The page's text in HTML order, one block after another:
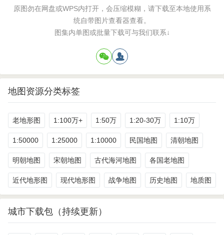
原图勿在网盘或WPS内打开，会压缩模糊，请下载至本地使用系
统自带图片查看器查看。
图集内单图或批量下载可与我们联系↓
地图资源分类标签
老地形图 1:100万+ 1:50万 1:20-30万 1:10万
1:50000 1:25000 1:10000 民国地图 清朝地图
明朝地图 宋朝地图 古代海河地图 各国老地图
近代地形图 现代地形图 战争地图 历史地图 地质图
城市下载包（持续更新）